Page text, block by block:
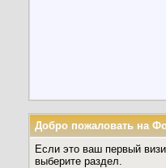
Добро пожаловать на
Если это ваш первый
выберите раздел.